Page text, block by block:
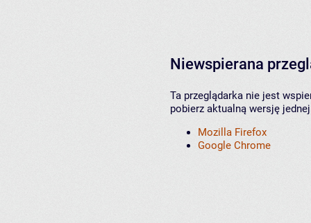
Niewspierana
Ta przeglądarka nie jest
pobierz aktualną wersję
Mozilla Firefox
Google Chrome